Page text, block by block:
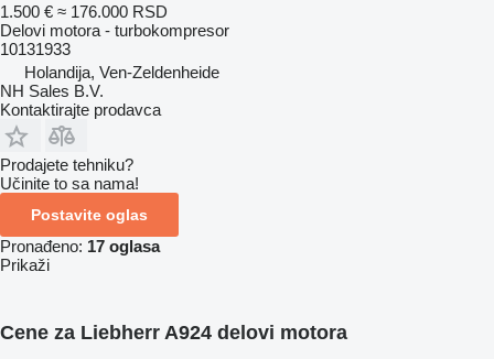
1.500 € ≈ 176.000 RSD
Delovi motora - turbokompresor
10131933
Holandija, Ven-Zeldenheide
NH Sales B.V.
Kontaktirajte prodavca
Prodajete tehniku?
Učinite to sa nama!
Postavite oglas
Pronađeno: 17 oglasa
Prikaži
Cene za Liebherr A924 delovi motora